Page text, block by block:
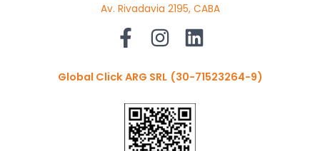
Av. Rivadavia 2195, CABA
Global Click ARG SRL (30-71523264-9)